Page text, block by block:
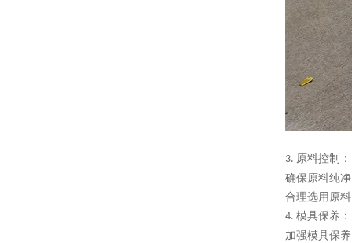
3. 原料控制：
确保原料纯
合理选用原
4. 模具保养：
加强模具保